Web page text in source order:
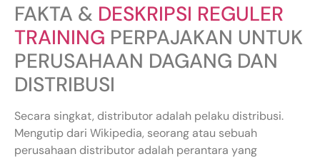
FAKTA & DESKRIPSI REGULER
TRAINING PERPAJAKAN UNTUK
PERUSAHAAN DAGANG DAN
DISTRIBUSI
Secara singkat, distributor adalah pelaku distribusi.
Mengutip dari Wikipedia, seorang atau sebuah
perusahaan distributor adalah perantara yang